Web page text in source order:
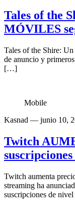
Tales of the
MÓVILES
Tales of the Shire:
de anuncio y
[…]
Mobile
Kasnad — junio 10,
Twitch
Twitch aumenta
streaming ha
suscripciones de